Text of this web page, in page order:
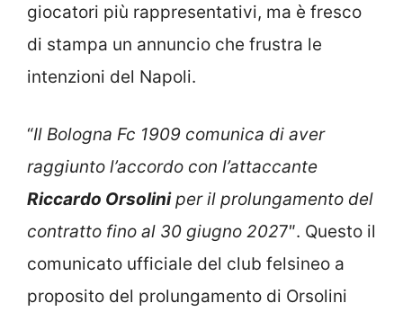
giocatori più rappresentativi, ma è fresco
di stampa un annuncio che frustra le
intenzioni del Napoli.
“Il Bologna Fc 1909 comunica di aver
raggiunto l’accordo con l’attaccante
Riccardo Orsoliniper il prolungamento del
contratto fino al 30 giugno 2027″. Questo il
comunicato ufficiale del club felsineo a
proposito del prolungamento di Orsolini